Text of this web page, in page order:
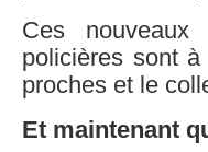
Ces nouveaux
policières sont
proches et le
Et maintenant